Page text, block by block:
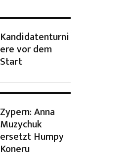
Kandidatenturni
ere vor dem
Start
Zypern: Anna
Muzychuk
ersetzt Humpy
Koneru